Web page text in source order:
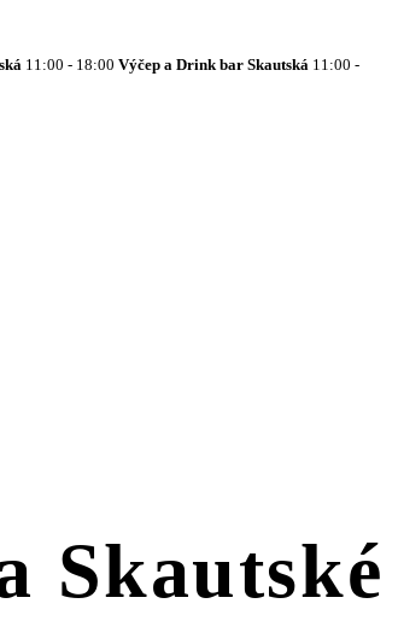
11:00 - 18:00 Výčep a Drink bar Skautská 11:00 -
Skautské